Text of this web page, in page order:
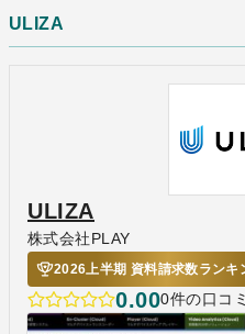
ULIZA
ULIZA
株式会社PLAY
2026上半期 資料請求数ランキ
0.000件の口コミ